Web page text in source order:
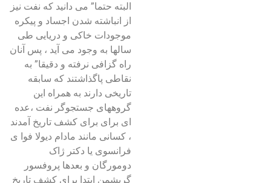
البته حتما” می دانید که نفت نیز
از انباشته شدن اجساد و پیکره
موجودات خاکی و دریایی طی
سالها به وجود می آید ، پس آنان
راه گزافی نرفته و دقیقا” به
نقاطی پاگذاشتند که سابقه
تاریخی دارند به همراه این
گروههای جستجوگر نفت ،عده
ای برای برای کشف تاریخ آمدند
، کسانی مانند مادام دیولا فوا ی
فرانسوی یا دکتر ژاک
دومورگان و بعدها پروفسور
گریشمن ابتدا برای کشف تاریخ